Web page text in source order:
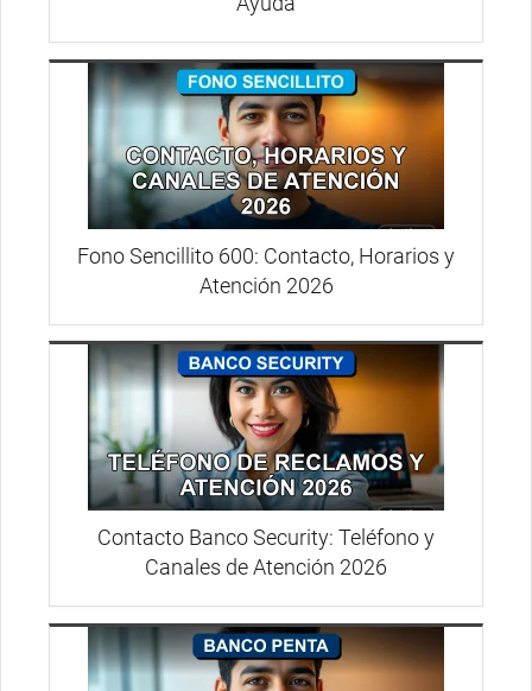
Fono Sencillito 600: Contacto, Horarios y
Atención 2026
Contacto Banco Security: Teléfono y
Canales de Atención 2026